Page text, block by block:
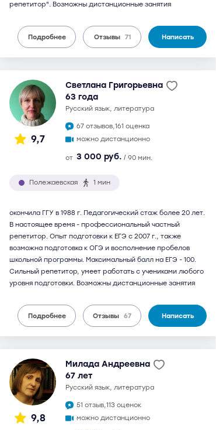
репетитор". Возможны дистанционные занятия
Подробнее Отзывы 71 Написать
9,7
Светлана Григорьевна
63 года
русский язык, литература
67 отзывов,161 оценка
можно дистанционно
от 3 000 руб. / 90 мин.
Полежаевская 1 мин
окончила ГГУ в 1988 г. Педагогический стаж более 20 лет.
В настоящее время - профессиональный частный
репетитор. Опыт подготовки к ЕГЭ с 2007 г., также
возможна подготовка к ОГЭ и восполнение пробелов
школьной программы. Максимальный балл на ЕГЭ - 100.
Сильный репетитор, умеет работать с учениками любого
уровня подготовки. Возможны дистанционные занятия
Подробнее Отзывы 67 Написать
9,8
Милада Андреевна
67 лет
русский язык, литература
51 отзыв,113 оценок
можно дистанционно